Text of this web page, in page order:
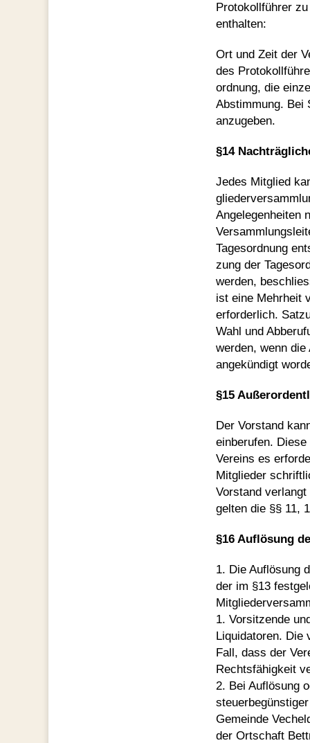
Protokollführer
enthalten:
Ort und Zeit der
des
ordnung, die
Abstimmung. Bei
anzugeben.
§14
Jedes Mitglied
Angelegenheiten
Tagesordnung
zung der
werden,
ist eine Mehrheit
erforderlich.
Wahl und
werden, wenn
angekündigt
§15
Der Vorstand
einberufen.
Vereins es
Mitglieder
Vorstand
gelten die §§ 11,
§16 Auflösung
1. Die Auflösung
der im §13
1. Vorsitzende
Liquidatoren. Die
Fall, dass der
Rechtsfähigkeit
2. Bei Auflösung
Gemeinde
der Ortschaft